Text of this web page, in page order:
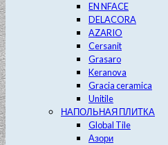
EN NFACE
DELACORA
AZARIO
Cersanit
Grasaro
Keranova
Gracia ceramica
Unitile
НАПОЛЬНАЯ ПЛИТКА
Global Tile
Азори